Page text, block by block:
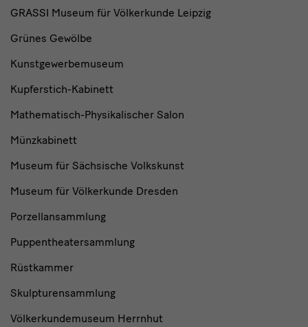
GRASSI Museum für Völkerkunde Leipzig
Grünes Gewölbe
Kunstgewerbemuseum
Kupferstich-Kabinett
Mathematisch-Physikalischer Salon
Münzkabinett
Museum für Sächsische Volkskunst
Museum für Völkerkunde Dresden
Porzellansammlung
Puppentheatersammlung
Rüstkammer
Skulpturensammlung
Völkerkundemuseum Herrnhut